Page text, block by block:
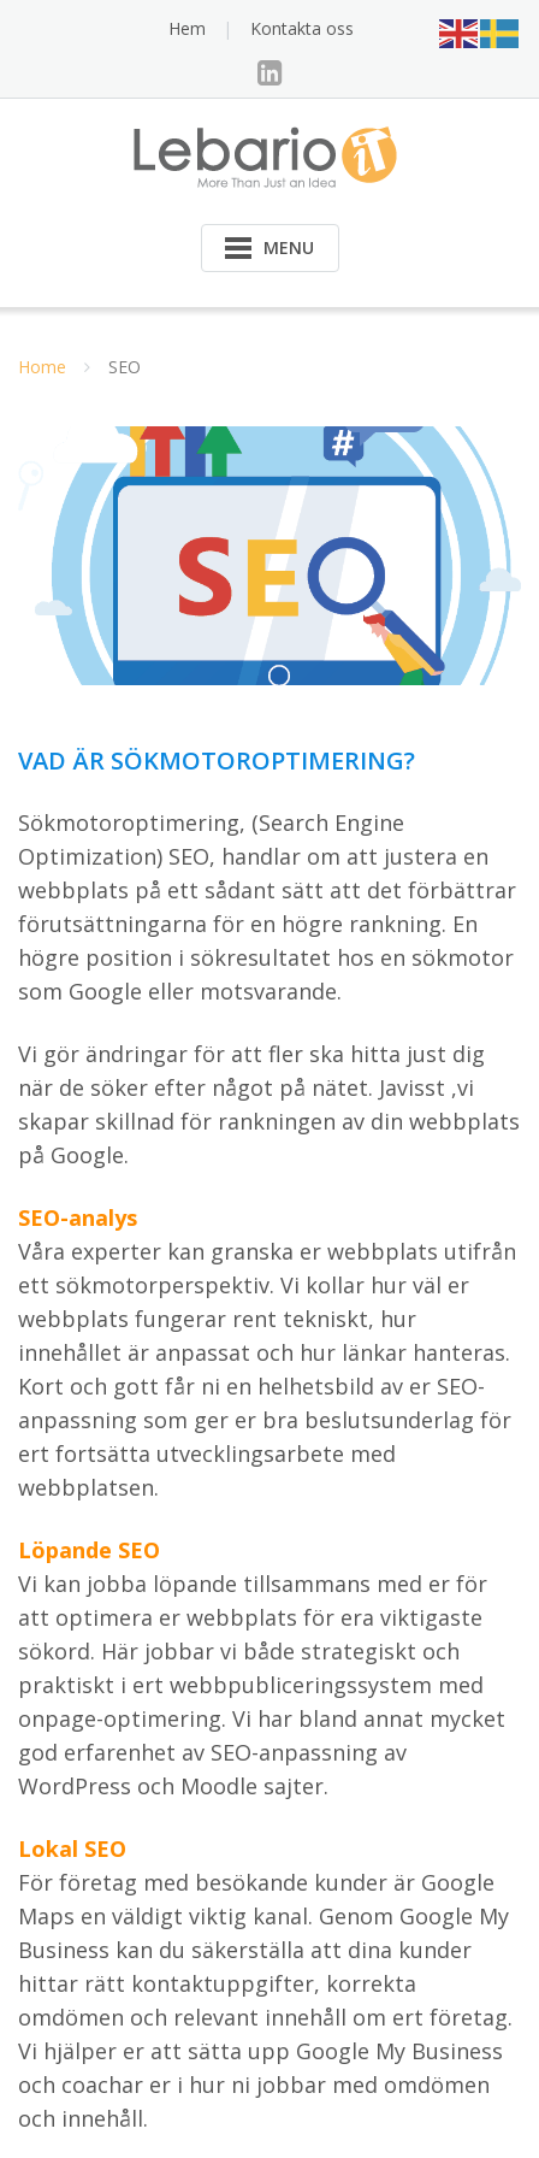
Hem Kontakta oss
MENU
Home SEO
VAD ÄR SÖKMOTOROPTIMERING?
Sökmotoroptimering, (Search Engine
Optimization) SEO, handlar om att justera en
webbplats på ett sådant sätt att det förbättrar
förutsättningarna för en högre rankning. En
högre position i sökresultatet hos en sökmotor
som Google eller motsvarande.
Vi gör ändringar för att fler ska hitta just dig
när de söker efter något på nätet. Javisst ,vi
skapar skillnad för rankningen av din webbplats
på Google.
SEO-analys
Våra experter kan granska er webbplats utifrån
ett sökmotorperspektiv. Vi kollar hur väl er
webbplats fungerar rent tekniskt, hur
innehållet är anpassat och hur länkar hanteras.
Kort och gott får ni en helhetsbild av er SEO-
anpassning som ger er bra beslutsunderlag för
ert fortsätta utvecklingsarbete med
webbplatsen.
Löpande SEO
Vi kan jobba löpande tillsammans med er för
att optimera er webbplats för era viktigaste
sökord. Här jobbar vi både strategiskt och
praktiskt i ert webbpubliceringssystem med
onpage-optimering. Vi har bland annat mycket
god erfarenhet av SEO-anpassning av
WordPress och Moodle sajter.
Lokal SEO
För företag med besökande kunder är Google
Maps en väldigt viktig kanal. Genom Google My
Business kan du säkerställa att dina kunder
hittar rätt kontaktuppgifter, korrekta
omdömen och relevant innehåll om ert företag.
Vi hjälper er att sätta upp Google My Business
och coachar er i hur ni jobbar med omdömen
och innehåll.